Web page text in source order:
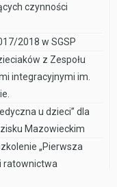
czynności
2018 w SGSP
z Zespołu
integracyjnymi im.
u dzieci” dla
Mazowieckim
„Pierwsza
ratownictwa